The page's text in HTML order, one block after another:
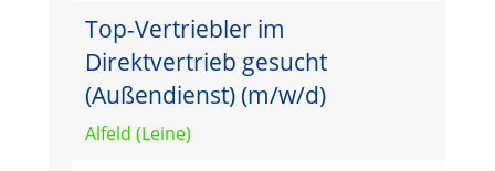
Top-Vertriebler im
Direktvertrieb gesucht
(Außendienst) (m/w/d)
Alfeld (Leine)